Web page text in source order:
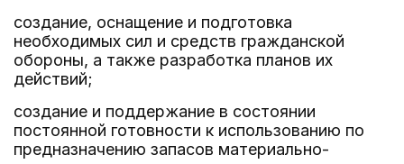
создание, оснащение и подготовка
необходимых сил и средств гражданской
обороны, а также разработка планов их
действий;
создание и поддержание в состоянии
постоянной готовности к использованию по
предназначению запасов материально-